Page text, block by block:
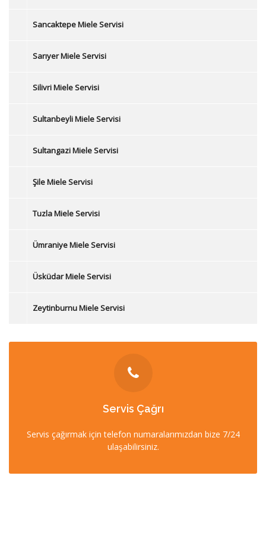
Sancaktepe Miele Servisi
Sarıyer Miele Servisi
Silivri Miele Servisi
Sultanbeyli Miele Servisi
Sultangazi Miele Servisi
Şile Miele Servisi
Tuzla Miele Servisi
Ümraniye Miele Servisi
Üsküdar Miele Servisi
Zeytinburnu Miele Servisi
Servis Çağrı
Servis çağırmak için telefon numaralarımızdan bize 7/24
ulaşabilirsiniz.
İLETİŞİM
0212 358 57 57
0532 403 22 00 (7/24)